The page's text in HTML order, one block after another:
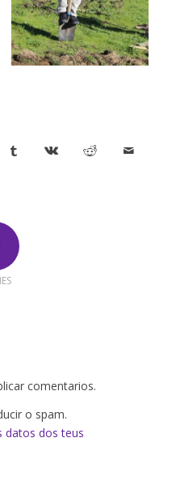
comentarios.
o spam.
datos dos teus